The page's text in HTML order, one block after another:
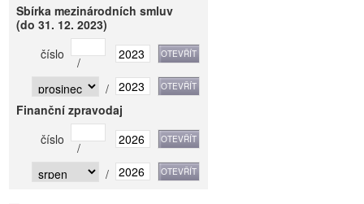
Sbírka mezinárodních smluv
(do 31. 12. 2023)
číslo
/
/
Finanční zpravodaj
číslo
/
/